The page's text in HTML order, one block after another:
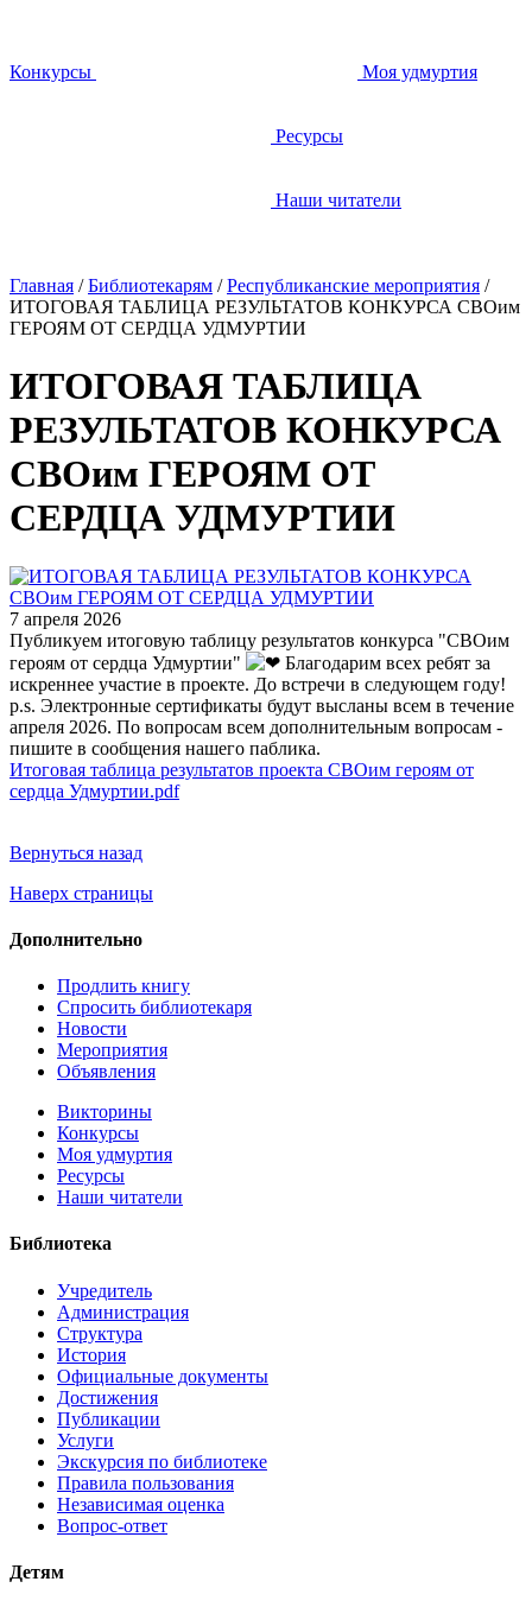
Конкурсы Моя удмуртия
Ресурсы
Наши читатели
Главная /Библиотекарям /Республиканские мероприятия /
ИТОГОВАЯ ТАБЛИЦА РЕЗУЛЬТАТОВ КОНКУРСА СВОим
ГЕРОЯМ ОТ СЕРДЦА УДМУРТИИ
ИТОГОВАЯ ТАБЛИЦА
РЕЗУЛЬТАТОВ КОНКУРСА
СВОим ГЕРОЯМ ОТ
СЕРДЦА УДМУРТИИ
7 апреля 2026
Публикуем итоговую таблицу результатов конкурса "СВОим
героям от сердца Удмуртии"
Благодарим всех ребят за
искреннее участие в проекте. До встречи в следующем году!
p.s. Электронные сертификаты будут высланы всем в течение
апреля 2026. По вопросам всем дополнительным вопросам -
пишите в сообщения нашего паблика.
Итоговая таблица результатов проекта СВОим героям от
сердца Удмуртии.pdf
Вернуться назад
Наверх страницы
Дополнительно
Продлить книгу
Спросить библиотекаря
Новости
Мероприятия
Объявления
Викторины
Конкурсы
Моя удмуртия
Ресурсы
Наши читатели
Библиотека
Учредитель
Администрация
Структура
История
Официальные документы
Достижения
Публикации
Услуги
Экскурсия по библиотеке
Правила пользования
Независимая оценка
Вопрос-ответ
Детям